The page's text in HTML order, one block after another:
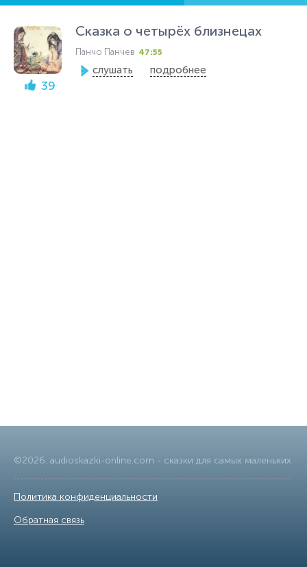
39
Сказка о четырёх близнецах
Панчо Панчев 47:55
слушать подробнее
©2026. audioskazki-online.com - сказки для самых маленьких
Политика конфиденциальности
Обратная связь